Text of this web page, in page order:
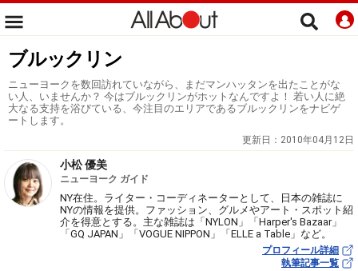
ブルックリン
ニューヨークを数回訪れていながら、まだマンハッタンを出たことがな
い人、いませんか？ 今はブルックリンがホットなんですよ！ 若い人に絶
大なる支持を浴びている、今注目のエリアであるブルックリンをナビゲ
ートします。
更新日： 2010年04月12日
小松 優美
ニューヨーク ガイド
NY在住。ライター・コーディネーターとして、日本の雑誌に
NYの情報を提供。ファッション、グルメやアート・スポット紹
介を得意とする。主な雑誌は「NYLON」「Harper's Bazaar」
「GQ JAPAN」「VOGUE NIPPON」「ELLE a Table」など。
プロフィール詳細
執筆記事一覧